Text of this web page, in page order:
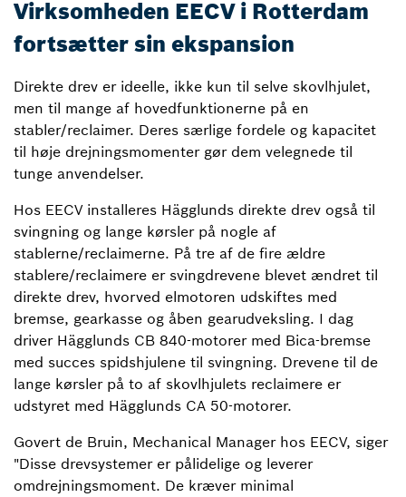
Virksomheden EECV i Rotterdam
fortsætter sin ekspansion
Direkte drev er ideelle, ikke kun til selve skovlhjulet,
men til mange af hovedfunktionerne på en
stabler/reclaimer. Deres særlige fordele og kapacitet
til høje drejningsmomenter gør dem velegnede til
tunge anvendelser.
Hos EECV installeres Hägglunds direkte drev også til
svingning og lange kørsler på nogle af
stablerne/reclaimerne. På tre af de fire ældre
stablere/reclaimere er svingdrevene blevet ændret til
direkte drev, hvorved elmotoren udskiftes med
bremse, gearkasse og åben gearudveksling. I dag
driver Hägglunds CB 840-motorer med Bica-bremse
med succes spidshjulene til svingning. Drevene til de
lange kørsler på to af skovlhjulets reclaimere er
udstyret med Hägglunds CA 50-motorer.
Govert de Bruin, Mechanical Manager hos EECV, siger
"Disse drevsystemer er pålidelige og leverer
omdrejningsmoment. De kræver minimal